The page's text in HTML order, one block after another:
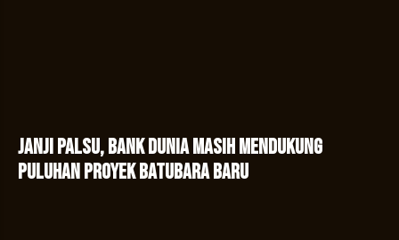
Janji Palsu, Bank Dunia Masih Mendukung
Puluhan Proyek Batubara Baru